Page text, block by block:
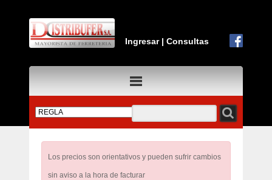
Ingresar|Consultas
Los precios son orientativos y pueden sufrir cambios
sin aviso a la hora de facturar